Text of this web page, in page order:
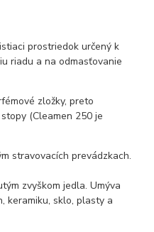
prostriedok určený k
riadu a na odmasťovanie
zložky, preto
(Cleamen 250 je
stravovacích prevádzkach.
zvyškom jedla. Umýva
keramiku, sklo, plasty a